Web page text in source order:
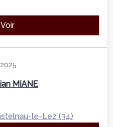
Voir
MIANE
le-Lez (34)